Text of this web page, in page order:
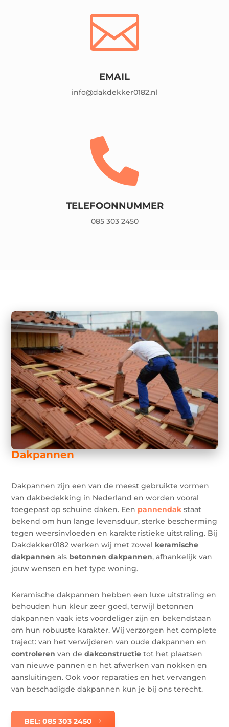

EMAIL
info@dakdekker0182.nl

TELEFOONNUMMER
085 303 2450
Dakpannen
Dakpannen zijn een van de meest gebruikte vormen
van dakbedekking in Nederland en worden vooral
toegepast op schuine daken. Een pannendak staat
bekend om hun lange levensduur, sterke bescherming
tegen weersinvloeden en karakteristieke uitstraling. Bij
Dakdekker0182 werken wij met zowel keramische
dakpannen als betonnen dakpannen, afhankelijk van
jouw wensen en het type woning.
Keramische dakpannen hebben een luxe uitstraling en
behouden hun kleur zeer goed, terwijl betonnen
dakpannen vaak iets voordeliger zijn en bekendstaan
om hun robuuste karakter. Wij verzorgen het complete
traject: van het verwijderen van oude dakpannen en
controleren van dedakconstructie tot het plaatsen
van nieuwe pannen en het afwerken van nokken en
aansluitingen. Ook voor reparaties en het vervangen
van beschadigde dakpannen kun je bij ons terecht.
BEL: 085 303 2450